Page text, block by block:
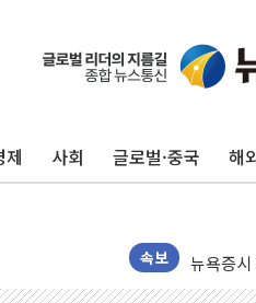
제 사회 글로벌·중국 해
속보
유럽증
리투아
뉴욕증
김정관